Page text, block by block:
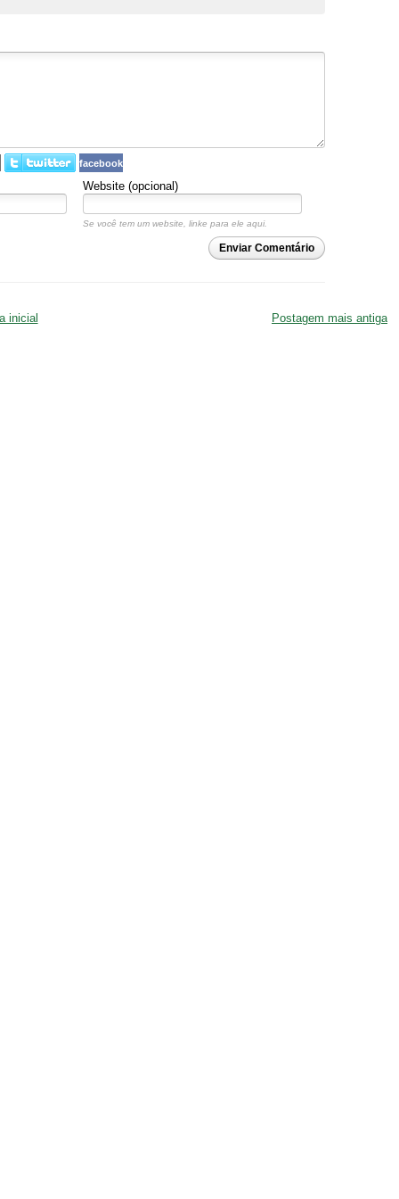
facebook
Website (opcional)
Se você tem um website, linke para ele aqui.
Enviar Comentário
Postagem mais antiga
inicial